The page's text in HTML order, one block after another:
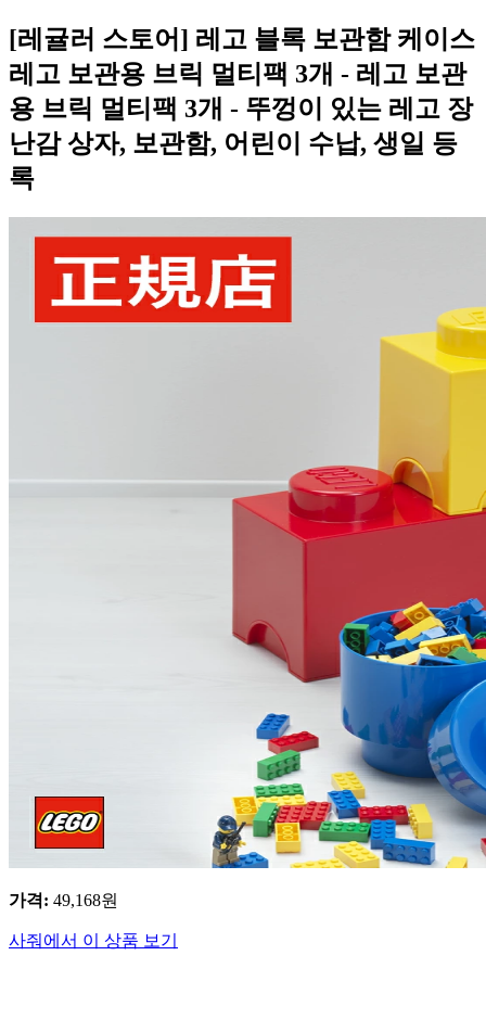
[레귤러 스토어] 레고 블록 보관함 케이스
레고 보관용 브릭 멀티팩 3개 - 레고 보관
용 브릭 멀티팩 3개 - 뚜껑이 있는 레고 장
난감 상자, 보관함, 어린이 수납, 생일 등
록
가격: 49,168원
사줘에서 이 상품 보기